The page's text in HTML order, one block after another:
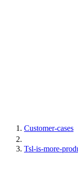
Customer-cases
Tsl-is-more-